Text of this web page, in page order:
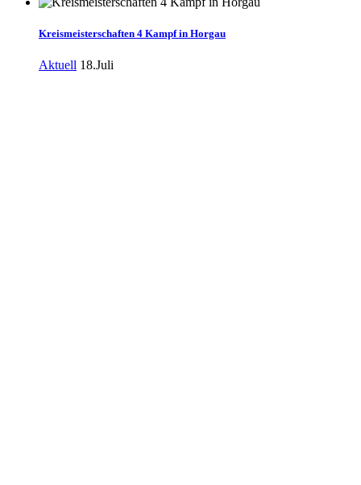
Kreismeisterschaften 4 Kampf in Horgau
Aktuell 18.Juli